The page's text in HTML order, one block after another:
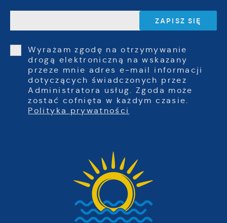
Wyrażam zgodę na otrzymywanie
drogą elektroniczną na wskazany
przeze mnie adres e-mail informacji
dotyczących świadczonych przez
Administratora usług. Zgoda może
zostać cofnięta w każdym czasie.
Polityka prywatności